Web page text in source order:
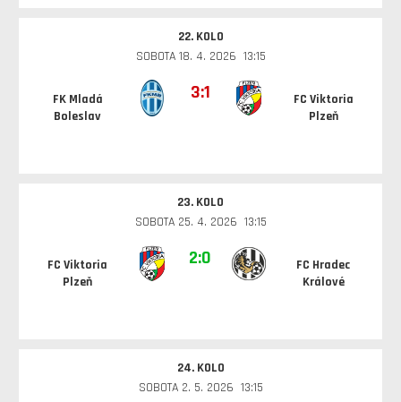
22. KOLO
SOBOTA 18. 4. 2026 13:15
FK Mladá
Boleslav
3:1
FC Viktoria
Plzeň
23. KOLO
SOBOTA 25. 4. 2026 13:15
FC Viktoria
Plzeň
2:0
FC Hradec
Králové
24. KOLO
SOBOTA 2. 5. 2026 13:15